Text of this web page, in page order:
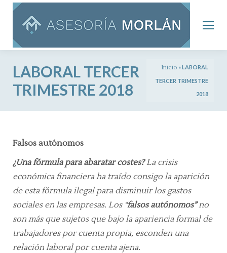
LABORAL TERCER
TRIMESTRE 2018
Inicio »LABORAL
TERCER TRIMESTRE
2018
Falsos autónomos
¿Una fórmula para abaratar costes?La crisis
económica financiera ha traído consigo la aparición
de esta fórmula ilegal para disminuir los gastos
sociales en las empresas. Los “falsos autónomos”no
son más que sujetos que bajo la apariencia formal de
trabajadores por cuenta propia, esconden una
relación laboral por cuenta ajena.